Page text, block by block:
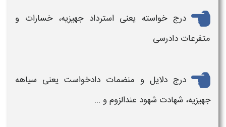
درج خواسته یعنی استرداد جهیزیه، خسارات و
متفرعات دادرسی
درج دلایل و منضمات دادخواست یعنی سیاهه
جهیزیه، شهادت شهود عندالزوم و ...